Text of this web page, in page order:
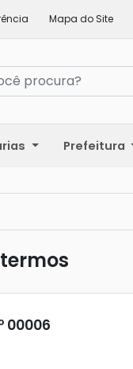
Mapa do Site
Prefeitura
00006